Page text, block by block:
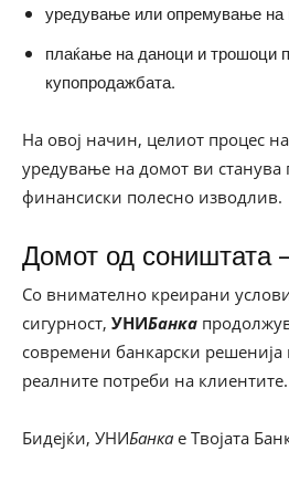
уредување или опремување на
плаќање на даноци и трошоци
купопродажбата.
На овој начин, целиот процес
уредување на домот ви станува
финансиски полесно изводлив.
Домот од соништата
Со внимателно креирани
сигурност, УНИБанка
современи банкарски решенија
реалните потреби на клиентите.
Бидејќи, УНИБанка е Твојата